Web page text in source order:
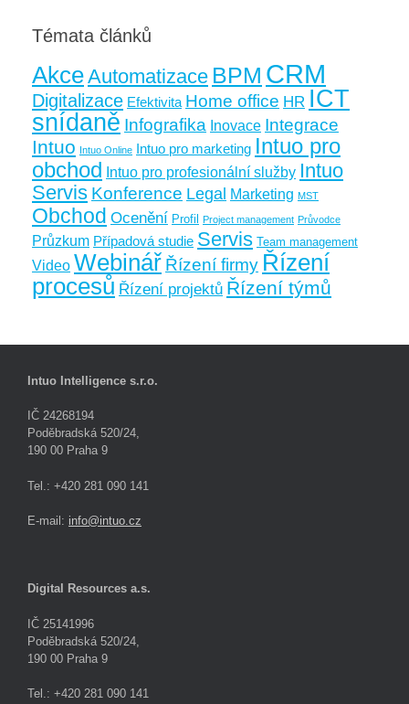
Témata článků
AkceAutomatizace BPM CRM
Digitalizace Efektivita Home office HR ICT
snídaně Infografika Inovace Integrace
Intuo Intuo Online Intuo pro marketing Intuo pro
obchod Intuo pro profesionální služby Intuo
Servis Konference Legal Marketing MST
Obchod Ocenění Profil Project management Průvodce
Průzkum Případová studie Servis Team management
Video Webinář Řízení firmy Řízení
procesů Řízení projektů Řízení týmů
Intuo Intelligence s.r.o.
IČ 24268194
Poděbradská 520/24,
190 00 Praha 9
Tel.: +420 281 090 141
E-mail: info@intuo.cz
Digital Resources a.s.
IČ 25141996
Poděbradská 520/24,
190 00 Praha 9
Tel.: +420 281 090 141